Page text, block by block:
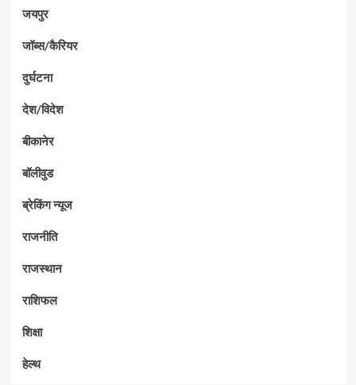
जयपुर
जॉब्स/कैरियर
दुर्घटना
देश/विदेश
बीकानेर
बॉलीवुड
ब्रेकिंग न्यूज
राजनीति
राजस्थान
राशिफल
शिक्षा
हेल्थ